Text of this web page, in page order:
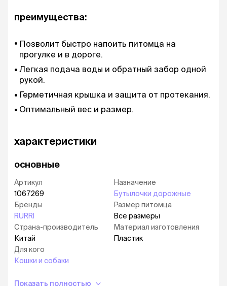
преимущества:
Позволит быстро напоить питомца на
прогулке и в дороге.
Легкая подача воды и обратный забор одной
рукой.
Герметичная крышка и защита от протекания.
Оптимальный вес и размер.
характеристики
основные
Артикул
1067269
Бренды
RURRI
Страна-производитель
Китай
Для кого
Кошки и собаки
Назначение
Бутылочки дорожные
Размер питомца
Все размеры
Материал изготовления
Пластик
Показать полностью